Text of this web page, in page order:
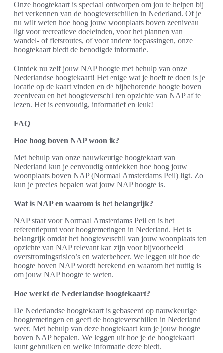
Onze hoogtekaart is speciaal ontworpen om jou te helpen bij
het verkennen van de hoogteverschillen in Nederland. Of je
nu wilt weten hoe hoog jouw woonplaats boven zeeniveau
ligt voor recreatieve doeleinden, voor het plannen van
wandel- of fietsroutes, of voor andere toepassingen, onze
hoogtekaart biedt de benodigde informatie.
Ontdek nu zelf jouw NAP hoogte met behulp van onze
Nederlandse hoogtekaart! Het enige wat je hoeft te doen is je
locatie op de kaart vinden en de bijbehorende hoogte boven
zeeniveau en het hoogteverschil ten opzichte van NAP af te
lezen. Het is eenvoudig, informatief en leuk!
FAQ
Hoe hoog boven NAP woon ik?
Met behulp van onze nauwkeurige hoogtekaart van
Nederland kun je eenvoudig ontdekken hoe hoog jouw
woonplaats boven NAP (Normaal Amsterdams Peil) ligt. Zo
kun je precies bepalen wat jouw NAP hoogte is.
Wat is NAP en waarom is het belangrijk?
NAP staat voor Normaal Amsterdams Peil en is het
referentiepunt voor hoogtemetingen in Nederland. Het is
belangrijk omdat het hoogteverschil van jouw woonplaats ten
opzichte van NAP relevant kan zijn voor bijvoorbeeld
overstromingsrisico’s en waterbeheer. We leggen uit hoe de
hoogte boven NAP wordt berekend en waarom het nuttig is
om jouw NAP hoogte te weten.
Hoe werkt de Nederlandse hoogtekaart?
De Nederlandse hoogtekaart is gebaseerd op nauwkeurige
hoogtemetingen en geeft de hoogteverschillen in Nederland
weer. Met behulp van deze hoogtekaart kun je jouw hoogte
boven NAP bepalen. We leggen uit hoe je de hoogtekaart
kunt gebruiken en welke informatie deze biedt.